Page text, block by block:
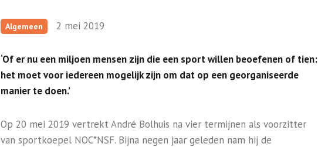
Algemeen 2 mei 2019
‘Of er nu een miljoen mensen zijn die een sport willen beoefenen of tien:
het moet voor iedereen mogelijk zijn om dat op een georganiseerde
manier te doen.’
Op 20 mei 2019 vertrekt André Bolhuis na vier termijnen als voorzitter
van sportkoepel NOC*NSF. Bijna negen jaar geleden nam hij de